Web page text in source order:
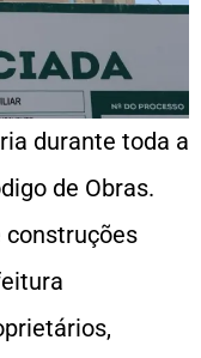
durante toda a
de Obras.
construções